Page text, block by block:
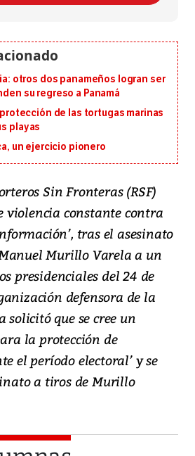
otros dos panameños logran ser
su regreso a Panamá
de las tortugas marinas
playas
un ejercicio pionero
Sin Fronteras (RSF)
violencia constante contra
tras el asesinato
Murillo Varela a un
presidenciales del 24 de
defensora de la
solicitó que se cree un
la protección de
el período electoral’ y se
a tiros de Murillo